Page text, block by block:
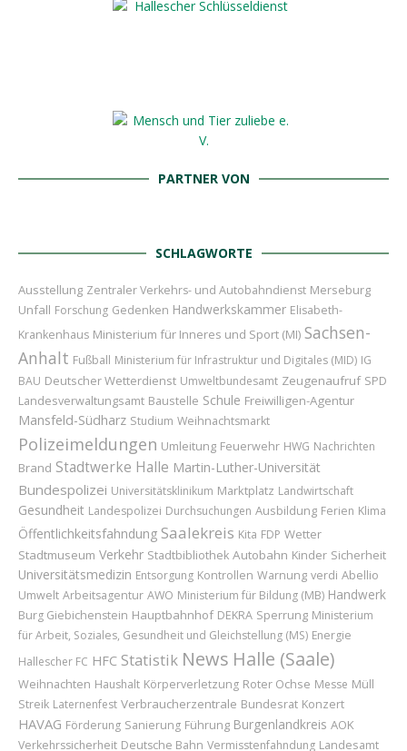
PARTNER VON
SCHLAGWORTE
Ausstellung Zentraler Verkehrs- und Autobahndienst Merseburg
Unfall Forschung Gedenken Handwerkskammer Elisabeth-
Krankenhaus Ministerium für Inneres und Sport (MI) Sachsen-
Anhalt Fußball Ministerium für Infrastruktur und Digitales (MID) IG
BAU Deutscher Wetterdienst Umweltbundesamt Zeugenaufruf SPD
Landesverwaltungsamt Baustelle Schule Freiwilligen-Agentur
Mansfeld-Südharz Studium Weihnachtsmarkt
Polizeimeldungen Umleitung Feuerwehr HWG Nachrichten
Brand Stadtwerke Halle Martin-Luther-Universität
Bundespolizei Universitätsklinikum Marktplatz Landwirtschaft
Gesundheit Landespolizei Durchsuchungen Ausbildung Ferien Klima
Öffentlichkeitsfahndung Saalekreis Kita FDP Wetter
Stadtmuseum Verkehr Stadtbibliothek Autobahn Kinder Sicherheit
Universitätsmedizin Entsorgung Kontrollen Warnung verdi Abellio
Umwelt Arbeitsagentur AWO Ministerium für Bildung (MB) Handwerk
Burg Giebichenstein Hauptbahnhof DEKRA Sperrung Ministerium
für Arbeit, Soziales, Gesundheit und Gleichstellung (MS) Energie
Hallescher FC HFC Statistik News Halle (Saale)
Weihnachten Haushalt Körperverletzung Roter Ochse Messe Müll
Streik Laternenfest Verbraucherzentrale Bundesrat Konzert
HAVAG Förderung Sanierung Führung Burgenlandkreis AOK
Verkehrssicherheit Deutsche Bahn Vermisstenfahndung Landesamt